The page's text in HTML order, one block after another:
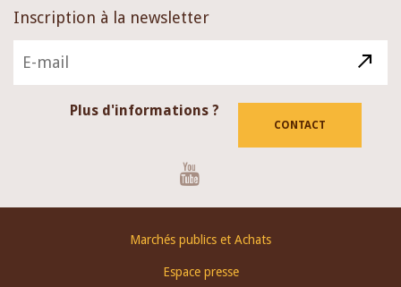
Inscription à la newsletter
Plus d'informations ?
CONTACT
Marchés publics et Achats
Espace presse